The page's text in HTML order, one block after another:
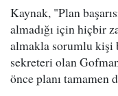
Kaynak, "Plan
almadığı için hiçbir
almakla sorumlu kişi
sekreteri olan
önce planı tamamen